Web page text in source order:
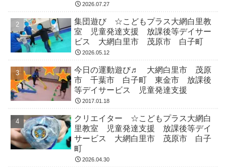
2026.07.27
集団遊び ☆こどもプラス大網白里教
室 児童発達支援 放課後等デイサー
ビス 大網白里市 茂原市 白子町
2026.05.12
今日の運動遊び♬ 大網白里市 茂原
市 千葉市 白子町 東金市 放課後
等デイサービス 児童発達支援
2017.01.18
クリエイター ☆こどもプラス大網白
里教室 児童発達支援 放課後等デイ
サービス 大網白里市 茂原市 白子
町
2026.04.30